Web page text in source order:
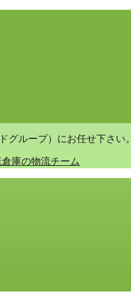
グループ）にお任せ下さい。